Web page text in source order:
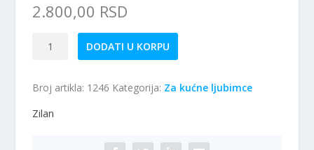
2.800,00 RSD
Mašinica
kućnih
količina
DODATI U KORPU
Broj artikla: 1246 Kategorija: Za kućne ljubimce
Zilan